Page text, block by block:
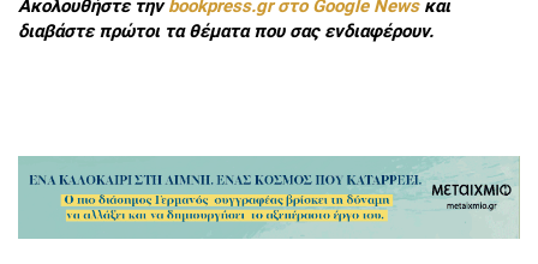
Ακολουθήστε τηνbookpress.gr στο Google Newsκαι
διαβάστε πρώτοι τα θέματα που σας ενδιαφέρουν.